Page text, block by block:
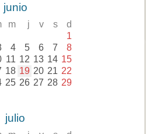
junio
m j v s d
1
4 5 6 7 8
11 12 13 14 15
18 19 20 21 22
25 26 27 28 29
julio